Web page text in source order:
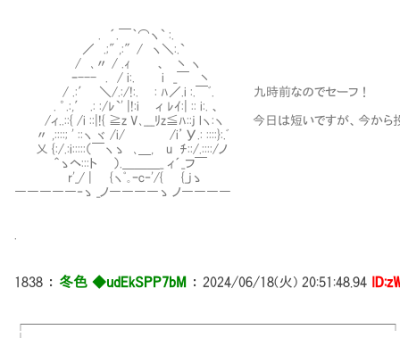
. ´.￣｀⌒ヽ` :.
／ .;" ,:″/ ヽ＼:.`
/ ､〃 / .ｨ 、 丶 ヽ
ｰ--- . / i:. i _￣ 丶
/ .:′ ＼/.:/!:. : ﾊ／.i :.￣ﾞ. 九時前なのでセーフ！
. ゜.:,′ .: :/ﾚ`' |!:i ィ ﾚｲ:| :: i:. 、
/ィ..::{ /i ::|!{ ≧z V､___ﾘz≦ﾊ::j lヽ:ヽ 今日は短いですが、今から投
〃 ,::::; ' ::ヽ ヾ /i/ /i’У.: ::::}:.ﾞ
乂 {:/.:i:::::（￣ヽゝ ､＿, u ﾁ::/.::::/ノ
＾ゝヘ:::ト ）.＿＿＿_ ィ´_フ￣
r'_/ | {ヽﾟ｡ｰc‐'/{ {_jゝ
―――――‐ゝ _ノ――――ゝ ノ――――
1838 ： 冬色 ◆udEkSPP7bM ： 2024/06/18(火) 20:51:48.94